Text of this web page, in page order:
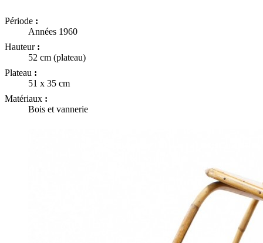
Période :
Années 1960
Hauteur :
52 cm (plateau)
Plateau :
51 x 35 cm
Matériaux :
Bois et vannerie